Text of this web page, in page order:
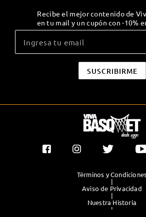
Recibe el mejor contenido de
en tu mail y un cupón con -10%
Términos y
|
Aviso de Privacidad
|
Nuestra Historia
|